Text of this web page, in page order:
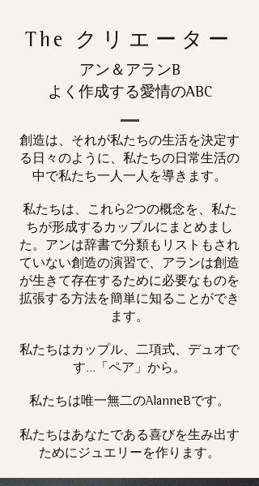
The クリエーター
アン＆アランB
よく作成する愛情のABC
創造は、それが私たちの生活を決定す
る日々のように、私たちの日常生活の
中で私たち一人一人を導きます。
私たちは、これら2つの概念を、私た
ちが形成するカップルにまとめまし
た。アンは辞書で分類もリストもされ
ていない創造の演習で、アランは創造
が生きて存在するために必要なものを
拡張する方法を簡単に知ることができ
ます。
私たちはカップル、二項式、デュオで
す...「ペア」から。
私たちは唯一無二のAlanneBです。
私たちはあなたである喜びを生み出す
ためにジュエリーを作ります。